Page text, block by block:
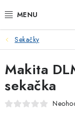
na
AKU NÁŘADÍ
ELEKTRICKÉ NÁŘADÍ
PŘÍSLUŠENSTVÍ
Sekačky
Makita
sekačka